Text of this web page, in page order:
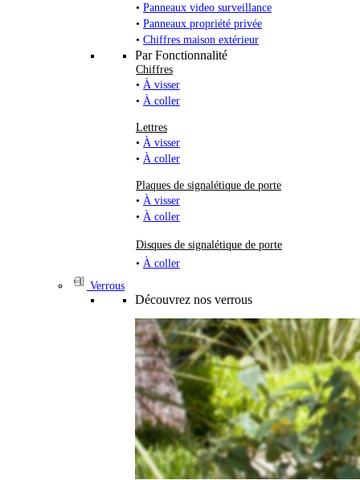
• Panneaux video surveillance
• Panneaux propriété privée
• Chiffres maison extérieur
Par Fonctionnalité
Chiffres
• À visser
• À coller
Lettres
• À visser
• À coller
Plaques de signalétique de porte
• À visser
• À coller
Disques de signalétique de porte
• À coller
Verrous
Découvrez nos verrous